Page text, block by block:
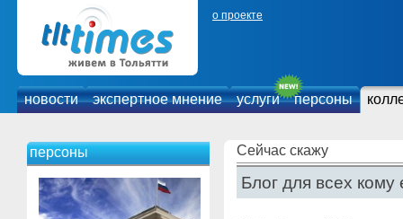
о проекте
новости экспертное мнение услуги персоны
персоны Сейчас скажу
Блог для всех кому